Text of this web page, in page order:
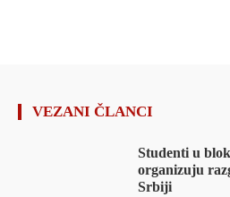
VEZANI ČLANCI
Studenti u
organizuju
Srbiji